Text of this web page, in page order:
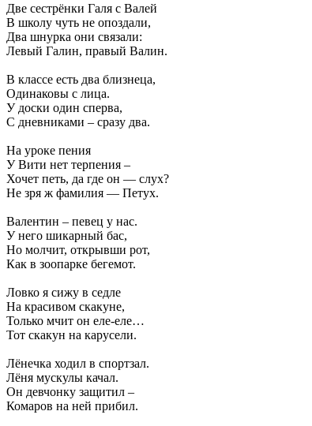
Две сестрёнки Галя с Валей
В школу чуть не опоздали,
Два шнурка они связали:
Левый Галин, правый Валин.
В классе есть два близнеца,
Одинаковы с лица.
У доски один сперва,
С дневниками – сразу два.
На уроке пения
У Вити нет терпения –
Хочет петь, да где он — слух?
Не зря ж фамилия — Петух.
Валентин – певец у нас.
У него шикарный бас,
Но молчит, открывши рот,
Как в зоопарке бегемот.
Ловко я сижу в седле
На красивом скакуне,
Только мчит он еле-еле…
Тот скакун на карусели.
Лёнечка ходил в спортзал.
Лёня мускулы качал.
Он девчонку защитил –
Комаров на ней прибил.